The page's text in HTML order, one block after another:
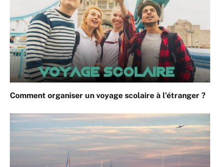
Comment organiser un voyage scolaire à l’étranger ?